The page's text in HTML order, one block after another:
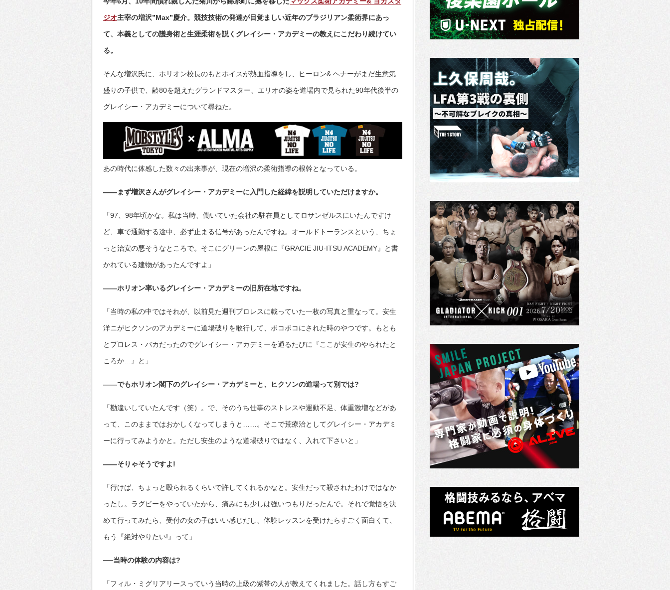
ジオ主宰の増沢”Max”慶介。競技技術の発達が目覚ましい近年のブラジリアン柔術界にあっ
て、本義としての護身術と生涯柔術を説くグレイシー・アカデミーの教えにこだわり続けてい
る。
そんな増沢氏に、ホリオン校長のもとホイスが熱血指導をし、ヒーロン& ヘナーがまだ生意気
盛りの子供で、齢80を超えたグランドマスター、エリオの姿を道場内で見られた90年代後半の
グレイシー・アカデミーについて尋ねた。
あの時代に体感した数々の出来事が、現在の増沢の柔術指導の根幹となっている。
――まず増沢さんがグレイシー・アカデミーに入門した経緯を説明していただけますか。
「97、98年頃かな。私は当時、働いていた会社の駐在員としてロサンゼルスにいたんですけ
ど、車で通勤する途中、必ず止まる信号があったんですね。オールドトーランスという、ちょ
っと治安の悪そうなところで。そこにグリーンの屋根に『GRACIE JIU-ITSU ACADEMY』と書
かれている建物があったんですよ」
――ホリオン率いるグレイシー・アカデミーの旧所在地ですね。
「当時の私の中ではそれが、以前見た週刊プロレスに載っていた一枚の写真と重なって。安生
洋ニがヒクソンのアカデミーに道場破りを敢行して、ボコボコにされた時のやつです。もとも
とプロレス・バカだったのでグレイシー・アカデミーを通るたびに『ここが安生のやられたと
ころか…』と」
――でもホリオン閣下のグレイシー・アカデミーと、ヒクソンの道場って別では?
「勘違いしていたんです（笑）。で、そのうち仕事のストレスや運動不足、体重激増などがあ
って、このままではおかしくなってしまうと……。そこで荒療治としてグレイシー・アカデミ
ーに行ってみようかと。ただし安生のような道場破りではなく、入れて下さいと」
――そりゃそうですよ!
「行けば、ちょっと殴られるくらいで許してくれるかなと。安生だって殺されたわけではなか
ったし。ラグビーをやっていたから、痛みにも少しは強いつもりだったんで。それで覚悟を決
めて行ってみたら、受付の女の子はいい感じだし、体験レッスンを受けたらすごく面白くて、
もう『絶対やりたい!』って」
──当時の体験の内容は?
「フィル・ミグリアリースっていう当時の上級の紫帯の人が教えてくれました。話し方もすご